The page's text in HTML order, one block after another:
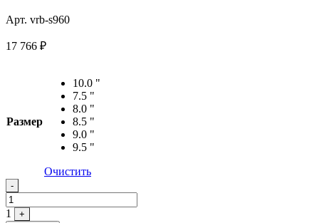
Арт. vrb-s960
17 766 ₽
Размер
10.0 "
7.5 "
8.0 "
8.5 "
9.0 "
9.5 "
Очистить
Quantity
-
1
+